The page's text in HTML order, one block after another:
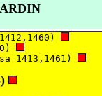
1413,1461)